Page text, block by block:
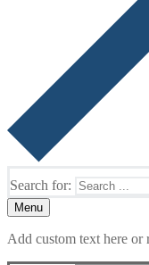
Search for:
Menu
Add custom text here or